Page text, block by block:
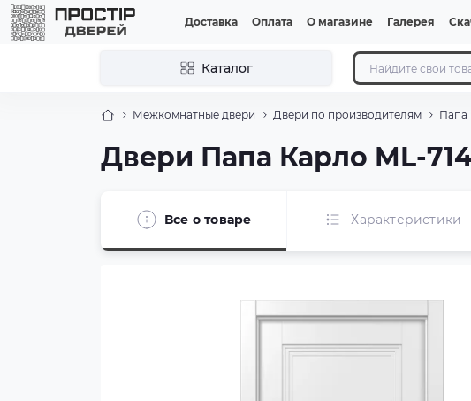
Доставка Оплата О магазине Галерея
Каталог
Межкомнатные двери Двери по производителям Папа
Двери Папа Карло ML-
Все о товаре Характеристики